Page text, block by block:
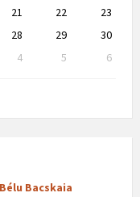
21 22
23
28 29
30
4 5
6
Bacskaia